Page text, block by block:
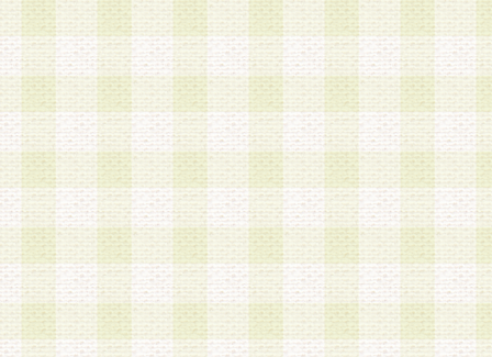
第3条 会員の登録方法
1.会員登録手続きは、会員登録希望者本人が行う
る登録は一切認められないものとします。
2.会員登録希望者は、本規約に同意の後、当社指
画 面」において、当社が指定する必要事項を入
を行うものとします。当社は、会員登録を承認し
会員として本サービスを 受けるためのログイン
を付与します。
3.会員は、会員登録の際に申告する登録情報の全
いかなる虚偽の申告をも行ってはならないものと
4.会員は、複数のログインＩＤおよびパスワード